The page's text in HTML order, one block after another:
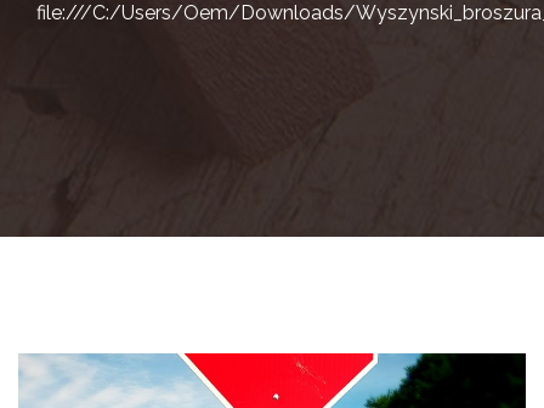
file:///C:/Users/Oem/Downloads/